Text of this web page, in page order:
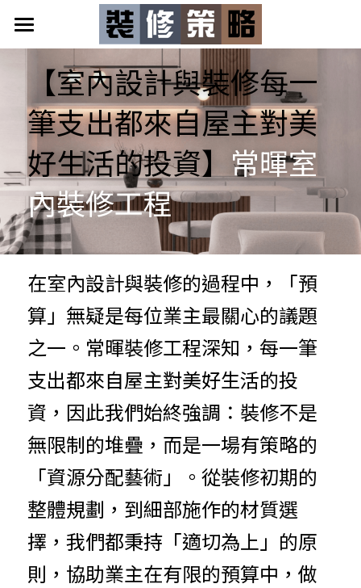
首頁
專案。投資
居家產業好能量
裝修策略新聞
【室內設計與裝修每一
筆支出都來自屋主對美
好生活的投資】 常暉室
內裝修工程
在室內設計與裝修的過程中，「預
算」無疑是每位業主最關心的議題
之一。常暉裝修工程深知，每一筆
支出都來自屋主對美好生活的投
資，因此我們始終強調：裝修不是
無限制的堆疊，而是一場有策略的
「資源分配藝術」。從裝修初期的
整體規劃，到細部施作的材質選
擇，我們都秉持「適切為上」的原
則，協助業主在有限的預算中，做